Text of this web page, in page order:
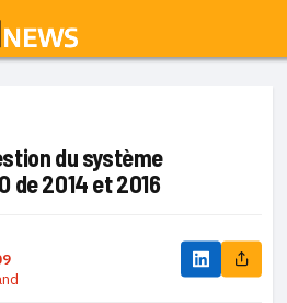
du système
de 2014 et 2016